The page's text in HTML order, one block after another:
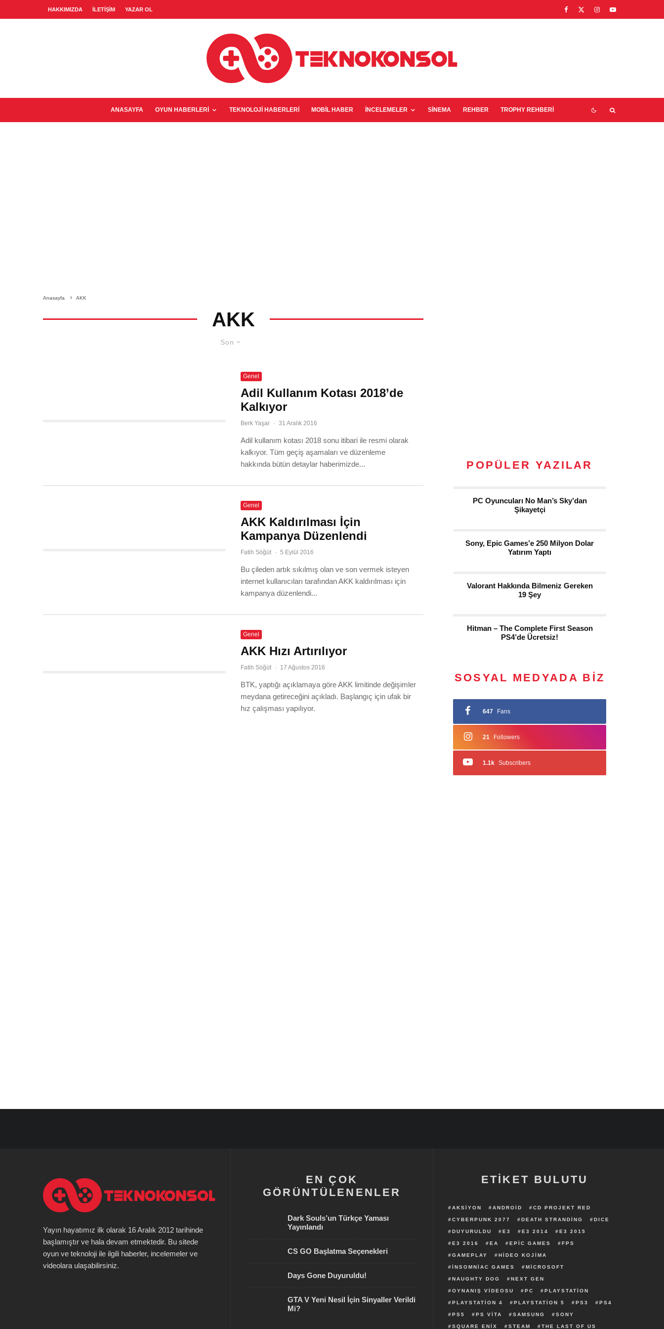
HAKKIMIZDA İLETIŞIM YAZAR OL
ANASAYFA OYUN HABERLERI TEKNOLOJI HABERLERI MOBIL HABER İNCELEMELER SINEMA REHBER TROPHY REHBERI
Anasayfa AKK
AKK
Son
Genel
Adil Kullanım Kotası 2018’de
Kalkıyor
Berk Yaşar · 31 Aralık 2016
Adil kullanım kotası 2018 sonu itibari ile resmi olarak
kalkıyor. Tüm geçiş aşamaları ve düzenleme
hakkında bütün detaylar haberimizde...
Genel
AKK Kaldırılması İçin
Kampanya Düzenlendi
Fatih Söğüt · 5 Eylül 2016
Bu çileden artık sıkılmış olan ve son vermek isteyen
internet kullanıcıları tarafından AKK kaldırılması için
kampanya düzenlendi...
Genel
AKK Hızı Artırılıyor
Fatih Söğüt · 17 Ağustos 2016
BTK, yaptığı açıklamaya göre AKK limitinde değişimler
meydana getireceğini açıkladı. Başlangıç için ufak bir
hız çalışması yapılıyor.
POPÜLER YAZILAR
PC Oyuncuları No Man’s Sky’dan
Şikayetçi
Sony, Epic Games’e 250 Milyon Dolar
Yatırım Yaptı
Valorant Hakkında Bilmeniz Gereken
19 Şey
Hitman – The Complete First Season
PS4’de Ücretsiz!
SOSYAL MEDYADA BIZ
647 Fans
21 Followers
1.1k Subscribers
Yayın hayatımız ilk olarak 16 Aralık 2012 tarihinde
başlamıştır ve hala devam etmektedir. Bu sitede
oyun ve teknoloji ile ilgili haberler, incelemeler ve
videolara ulaşabilirsiniz.
EN ÇOK
GÖRÜNTÜLENENLER
Dark Souls’un Türkçe Yaması
Yayınlandı
CS GO Başlatma Seçenekleri
Days Gone Duyuruldu!
GTA V Yeni Nesil İçin Sinyaller Verildi
Mi?
ETİKET BULUTU
AKSIYON ANDROID CD PROJEKT RED
CYBERPUNK 2077 DEATH STRANDING DICE
DUYURULDU E3 E3 2014 E3 2015
E3 2016 EA EPIC GAMES FPS
GAMEPLAY HIDEO KOJIMA
INSOMNIAC GAMES MICROSOFT
NAUGHTY DOG NEXT GEN
OYNANIŞ VIDEOSU PC PLAYSTATION
PLAYSTATION 4 PLAYSTATION 5 PS3 PS4
PS5 PS VITA SAMSUNG SONY
SQUARE ENIX STEAM THE LAST OF US